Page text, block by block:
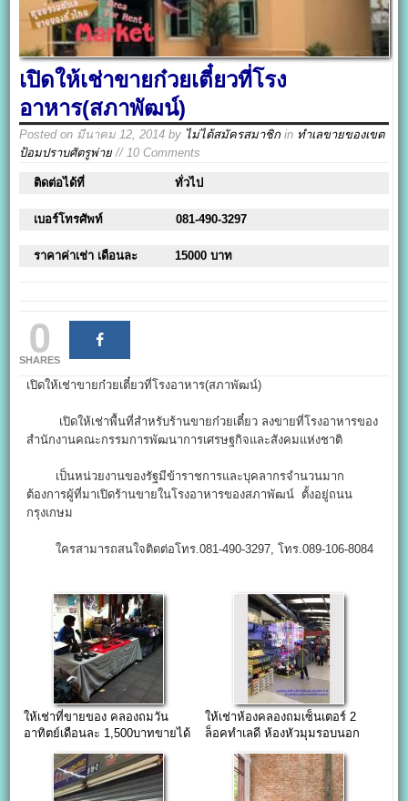
เปิดให้เช่าขายก๋วยเตี๋ยวที่โรง
อาหาร(สภาพัฒน์)
Posted on มีนาคม 12, 2014 by ไม่ได้สมัครสมาชิก in ทำเลขายของเขต
ป้อมปราบศัตรูพ่าย// 10 Comments
ติดต่อได้ที่ ทั่วไป
เบอร์โทรศัพท์ 081-490-3297
ราคาค่าเช่า เดือนละ 15000 บาท
0
SHARES
เปิดให้เช่าขายก๋วยเตี๋ยวที่โรงอาหาร(สภาพัฒน์)
เปิดให้เช่าพื้นที่สำหรับร้านขายก๋วยเตี๋ยว ลงขายที่โรงอาหารของ
สำนักงานคณะกรรมการพัฒนาการเศรษฐกิจและสังคมแห่งชาติ
เป็นหน่วยงานของรัฐมีข้าราชการและบุคลากรจำนวนมาก
ต้องการผู้ที่มาเปิดร้านขายในโรงอาหารของสภาพัฒน์ ตั้งอยู่ถนน
กรุงเกษม
ใครสามารถสนใจติดต่อโทร.081-490-3297, โทร.089-106-8084
ให้เช่าที่ขายของ คลองถมวัน
อาทิตย์เดือนละ 1,500บาทขายได้
ให้เช่าห้องคลองถมเซ็นเตอร์ 2
ล็อคทำเลดี ห้องหัวมุมรอบนอก